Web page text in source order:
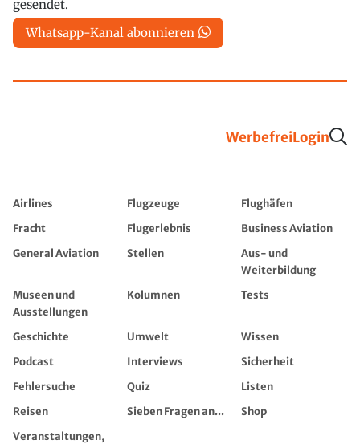
gesendet.
Whatsapp-Kanal abonnieren
WerbefreiLogin
Airlines Flugzeuge
Flughäfen
Fracht
Flugerlebnis
Business Aviation
General Aviation
Stellen
Aus- und
Weiterbildung
Museen und
Ausstellungen
Kolumnen Tests
Geschichte Umwelt
Wissen
Podcast
Interviews
Sicherheit
Fehlersuche
Quiz
Listen
Reisen
Sieben Fragen an...
Shop
Veranstaltungen,